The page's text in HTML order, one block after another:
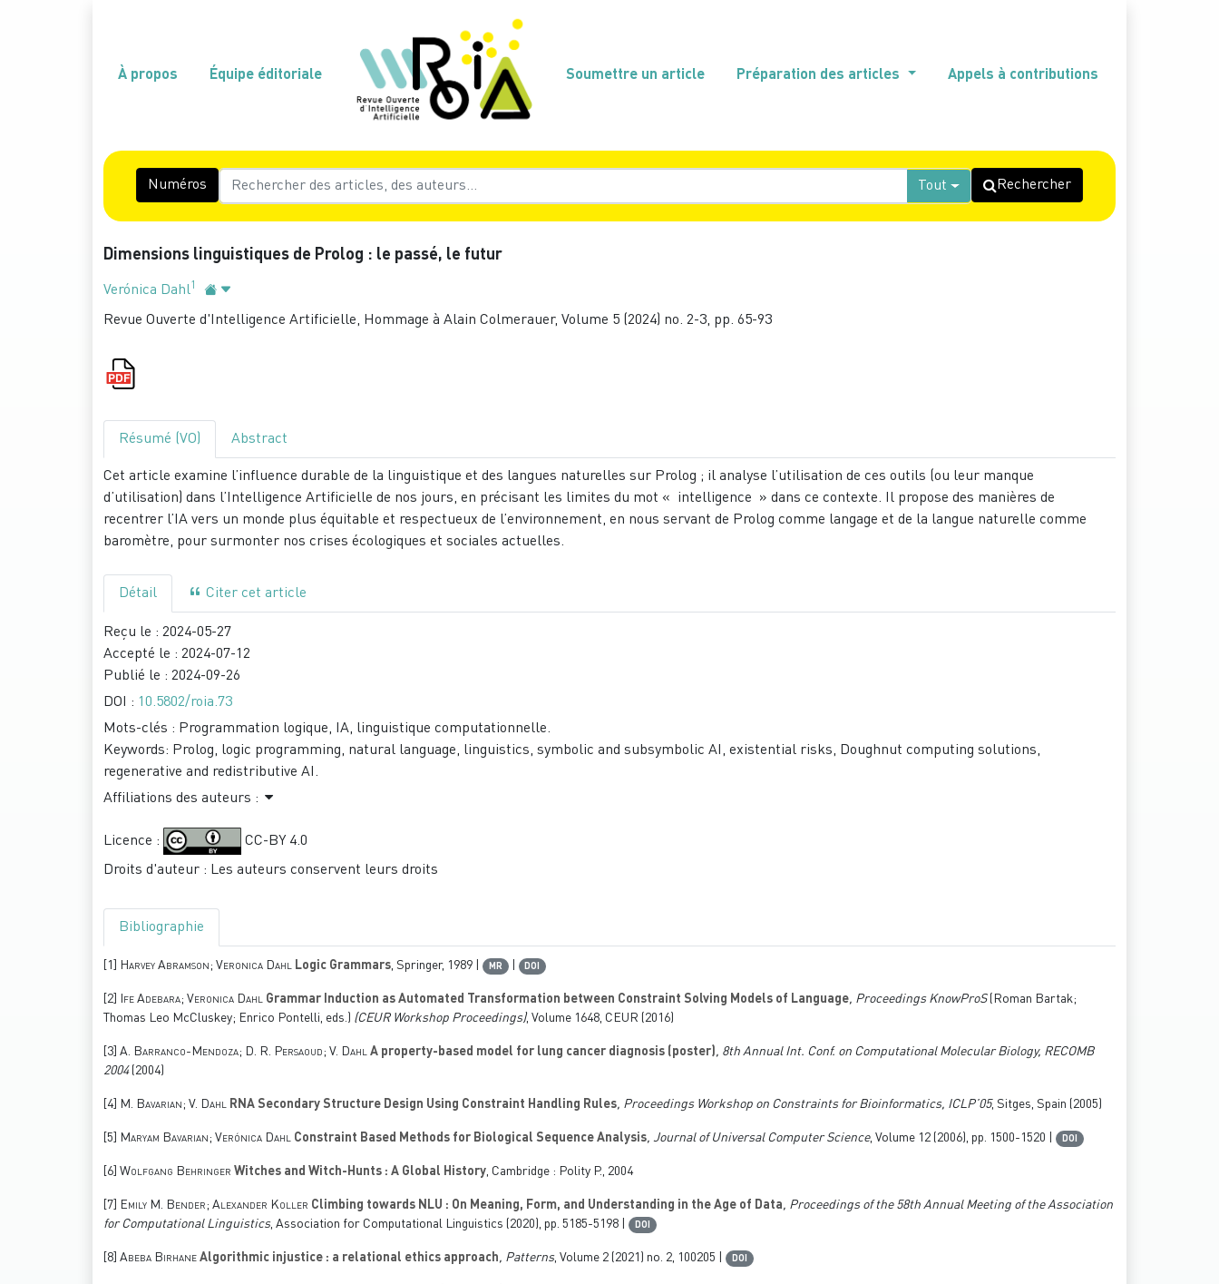
À propos Équipe éditoriale Soumettre un article Préparation des articles Appels à contributions
Numéros Tout Rechercher
Dimensions linguistiques de Prolog : le passé, le futur
Verónica Dahl 1
Revue Ouverte d'Intelligence Artificielle, Hommage à Alain Colmerauer, Volume 5 (2024) no. 2-3, pp. 65-93
Résumé (VO) Abstract
Cet article examine l’influence durable de la linguistique et des langues naturelles sur Prolog ; il analyse l’utilisation de ces outils (ou leur manque
d’utilisation) dans l’Intelligence Artificielle de nos jours, en précisant les limites du mot « intelligence » dans ce contexte. Il propose des manières de
recentrer l’IA vers un monde plus équitable et respectueux de l’environnement, en nous servant de Prolog comme langage et de la langue naturelle comme
baromètre, pour surmonter nos crises écologiques et sociales actuelles.
Détail Citer cet article
Reçu le : 2024-05-27
Accepté le : 2024-07-12
Publié le : 2024-09-26
DOI : 10.5802/roia.73
Mots-clés : Programmation logique, IA, linguistique computationnelle.
Keywords: Prolog, logic programming, natural language, linguistics, symbolic and subsymbolic AI, existential risks, Doughnut computing solutions,
regenerative and redistributive AI.
Affiliations des auteurs :
Licence : CC-BY 4.0
Droits d'auteur : Les auteurs conservent leurs droits
Bibliographie
[1] Harvey Abramson; Veronica Dahl Logic Grammars, Springer, 1989 | MR | DOI
[2] Ife Adebara; Veronica Dahl Grammar Induction as Automated Transformation between Constraint Solving Models of Language, Proceedings KnowProS(Roman Bartak;
Thomas Leo McCluskey; Enrico Pontelli, eds.) (CEUR Workshop Proceedings), Volume 1648, CEUR (2016)
[3] A. Barranco-Mendoza; D. R. Persaoud; V. Dahl A property-based model for lung cancer diagnosis (poster), 8th Annual Int. Conf. on Computational Molecular Biology, RECOMB
2004(2004)
[4] M. Bavarian; V. Dahl RNA Secondary Structure Design Using Constraint Handling Rules, Proceedings Workshop on Constraints for Bioinformatics, ICLP’05, Sitges, Spain (2005)
[5] Maryam Bavarian; Verónica Dahl Constraint Based Methods for Biological Sequence Analysis, Journal of Universal Computer Science, Volume 12 (2006), pp. 1500-1520 | DOI
[6] Wolfgang Behringer Witches and Witch-Hunts : A Global History, Cambridge : Polity P., 2004
[7] Emily M. Bender; Alexander Koller Climbing towards NLU : On Meaning, Form, and Understanding in the Age of Data, Proceedings of the 58th Annual Meeting of the Association
for Computational Linguistics, Association for Computational Linguistics (2020), pp. 5185-5198 | DOI
[8] Abeba Birhane Algorithmic injustice : a relational ethics approach, Patterns, Volume 2 (2021) no. 2, 100205 | DOI